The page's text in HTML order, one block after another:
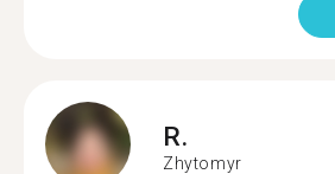
R.
Zhytomyr